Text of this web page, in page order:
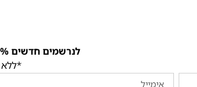
לנרשמים חדשים 10% הנחה לקנייה הראשונה!